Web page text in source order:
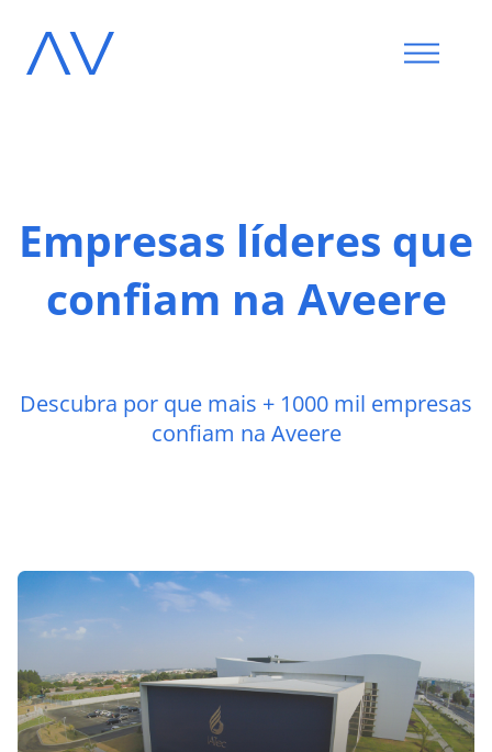
Empresas líderes que
confiam na Aveere
Descubra por que mais + 1000 mil empresas
confiam na Aveere